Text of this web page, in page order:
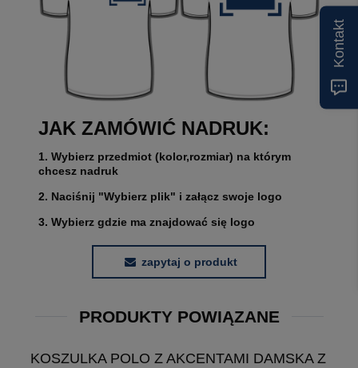
JAK ZAMÓWIĆ NADRUK:
1. Wybierz przedmiot (kolor,rozmiar) na którym
chcesz nadruk
2. Naciśnij "Wybierz plik" i załącz swoje logo
3. Wybierz gdzie ma znajdować się logo
zapytaj o produkt
PRODUKTY POWIĄZANE
KOSZULKA POLO Z AKCENTAMI DAMSKA Z
Kontakt